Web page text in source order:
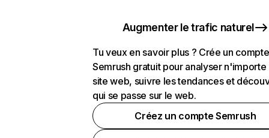
Augmenter le trafic naturel
Tu veux en savoir plus ? Crée un compte
Semrush gratuit pour analyser n'importe
site web, suivre les tendances et
qui se passe sur le web.
Créez un compte Semrush